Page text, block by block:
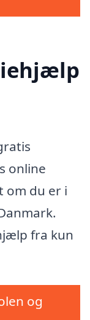
online
om du er i
fra kun
og